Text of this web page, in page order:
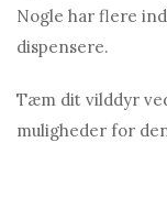
Nogle har flere
dispensere.
Tæm dit vilddyr
muligheder for